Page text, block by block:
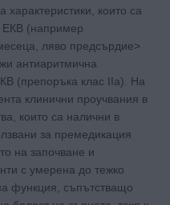
които са
ЕКВ (например
ляво предсърдие>
антиаритмична
(препоръка клас IIa). На
клинични проучвания в
които са налични в
за премедикация
на започване и
с умерена до тежко
функция, съпътстващо